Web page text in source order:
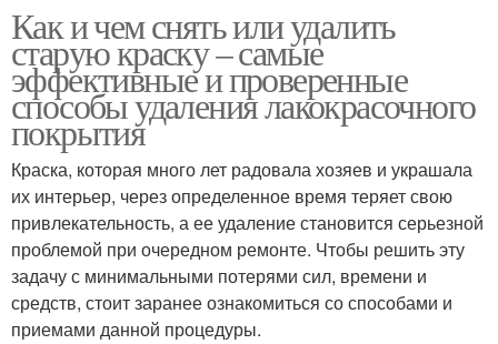
Как и чем снять или удалить
старую краску – самые
эффективные и проверенные
способы удаления лакокрасочного
покрытия
Краска, которая много лет радовала хозяев и украшала
их интерьер, через определенное время теряет свою
привлекательность, а ее удаление становится серьезной
проблемой при очередном ремонте. Чтобы решить эту
задачу с минимальными потерями сил, времени и
средств, стоит заранее ознакомиться со способами и
приемами данной процедуры.